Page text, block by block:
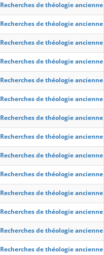
Recherches de théologie
Recherches de théologie
Recherches de théologie
Recherches de théologie
Recherches de théologie
Recherches de théologie
Recherches de théologie
Recherches de théologie
Recherches de théologie
Recherches de théologie
Recherches de théologie
Recherches de théologie
Recherches de théologie
Recherches de théologie